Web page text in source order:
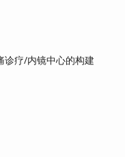
诊疗/内镜中心的构建